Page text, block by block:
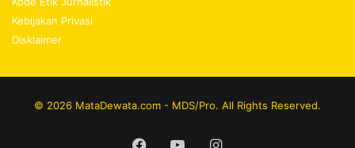
Kebijakan Privasi
Disklaimer
© 2026 MataDewata.com - MDS/Pro. All Rights Reserved.
Facebook
YouTubeInstagram